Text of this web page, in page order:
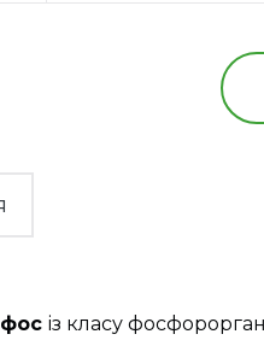
із класу